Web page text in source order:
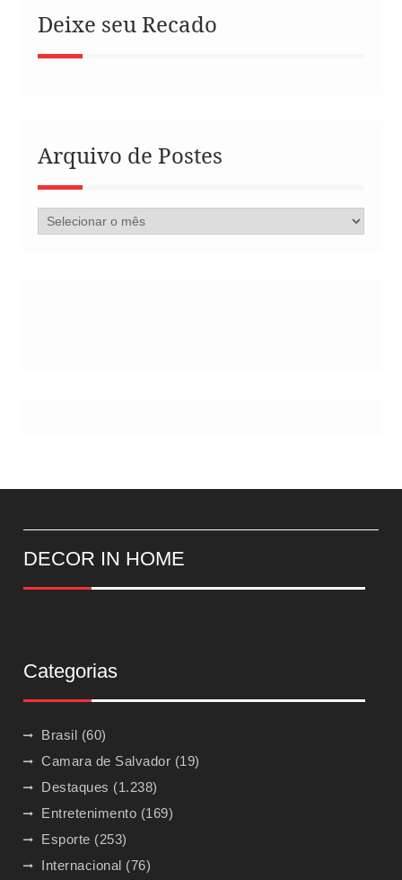
Deixe seu Recado
Arquivo de Postes
Arquivo
de
DECOR IN HOME
Categorias
Brasil (60)
Camara de Salvador (19)
Destaques (1.238)
Entretenimento (169)
Esporte (253)
Internacional (76)